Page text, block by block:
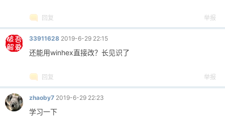
回复 举报
33911628 2019-6-29 22:15
还能用winhex直接改？长见识了
回复 举报
zhaoby7 2019-6-29 22:23
学习一下